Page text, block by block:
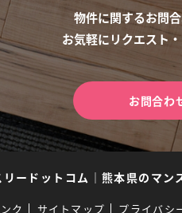
物件に関するお問
お気軽にリクエスト
お問合わ
ードットコム ｜ 熊本県のマン
ク サイトマップ プライバシ